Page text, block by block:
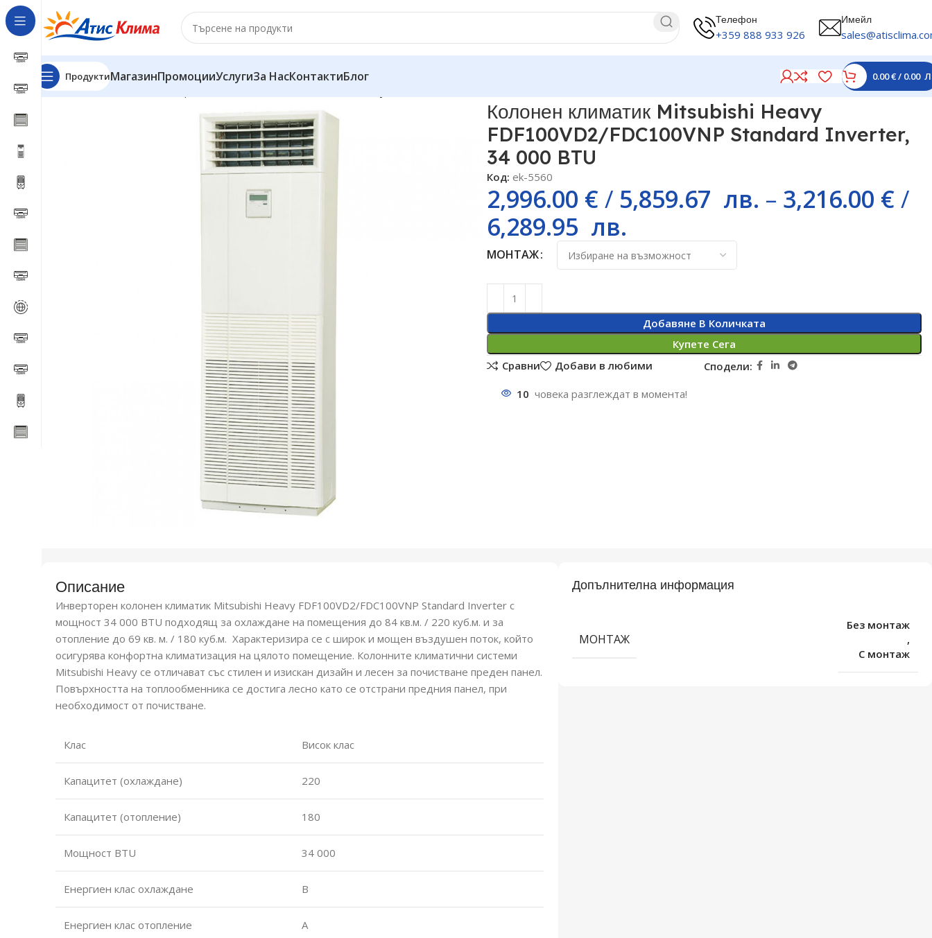
Телефон
+359 888 933 926
Имейл
ПродуктиМагазинПромоцииУслугиЗа НасКонтактиБлог 0.00€/ 0.00
Начало Колонни климатици
Колонен климатик Mitsubishi Heavy
FDF100VD2/FDC100VNP Standard Inverter,
34 000 BTU
Код: ek-5560
2,996.00 €/ 5,859.67 лв. – 3,216.00 €/
6,289.95 лв.
МОНТАЖ
Добавяне В Количката
Купете Сега
Сравни
Добави в любими Сподели:
10 човека разглеждат в момента!
Описание
Инверторен колонен климатик Mitsubishi Heavy FDF100VD2/FDC100VNP Standard Inverter с
мощност 34 000 BTU подходящ за охлаждане на помещения до 84 кв.м. / 220 куб.м. и за
отопление до 69 кв. м. / 180 куб.м. Характеризира се с широк и мощен въздушен поток, който
осигурява конфортна климатизация на цялото помещение. Колонните климатични системи
Mitsubishi Heavy се отличават със стилен и изискан дизайн и лесен за почистване преден панел.
Повърхността на топлообменника се достига лесно като се отстрани предния панел, при
необходимост от почистване.
Клас Висок клас
Капацитет (охлаждане) 220
Капацитет (отопление) 180
Мощност BTU 34 000
Енергиен клас охлаждане B
Енергиен клас отопление A
Допълнителна информация
МОНТАЖ
Без монтаж
,
С монтаж